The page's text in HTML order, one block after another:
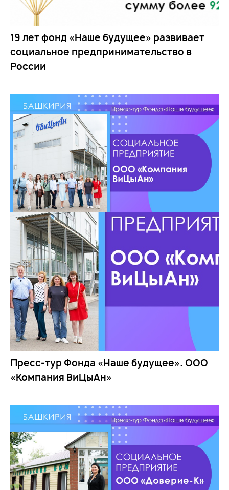
19 лет фонд «Наше будущее» развивает
социальное предпринимательство в
России
Пресс-тур Фонда «Наше будущее». ООО
«Компания ВиЦыАн»